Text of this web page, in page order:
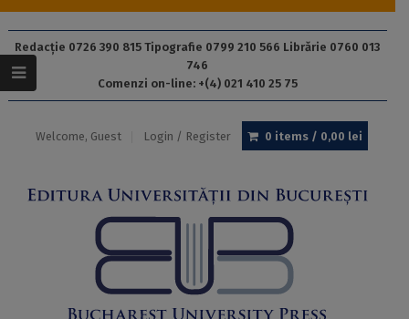
Redacție 0726 390 815 Tipografie 0799 210 566 Librărie 0760 013
746
Comenzi on-line: +(4) 021 410 25 75
Welcome, Guest Login / Register 0 items / 0,00 lei